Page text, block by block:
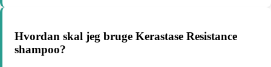
Hvordan skal jeg bruge Kerastase Resistance
shampoo?